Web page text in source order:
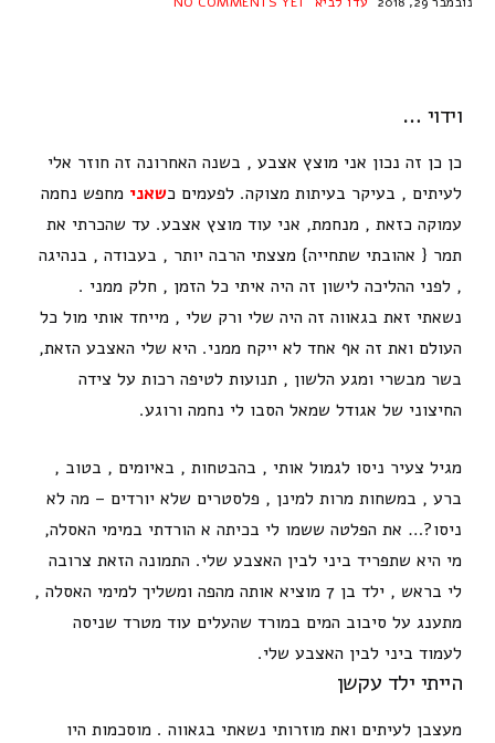
וידוי …
כן כן זה נכון אני מוצץ אצבע , בשנה האחרונה זה חוזר אלי
לעיתים , בעיקר בעיתות מצוקה. לפעמים כשאני מחפש נחמה
עמוקה כזאת , מנחמת, אני עוד מוצץ אצבע. עד שהכרתי את
תמר { אהובתי שתחייה} מצצתי הרבה יותר , בעבודה , בנהיגה
, לפני ההליכה לישון זה היה איתי כל הזמן , חלק ממני .
נשאתי זאת בגאווה זה היה שלי ורק שלי , מייחד אותי מול כל
העולם ואת זה אף אחד לא ייקח ממני. היא שלי האצבע הזאת,
בשר מבשרי ומגע הלשון , תנועות לטיפה רכות על צידה
החיצוני של אגודל שמאל הסבו לי נחמה ורוגע.
מגיל צעיר ניסו לגמול אותי , בהבטחות , באיומים , בטוב ,
ברע , במשחות מרות למינן , פלסטרים שלא יורדים – מה לא
ניסו?… את הפלטה ששמו לי בכיתה א הורדתי במימי האסלה,
מי היא שתפריד ביני לבין האצבע שלי. התמונה הזאת צרובה
לי בראש , ילד בן 7 מוציא אותה מהפה ומשליך למימי האסלה ,
מתענג על סיבוב המים במורד שהעלים עוד מטרד שניסה
לעמוד ביני לבין האצבע שלי.
הייתי ילד עקשן
מעצבן לעיתים ואת מוזרותי נשאתי בגאווה . מוסכמות היו